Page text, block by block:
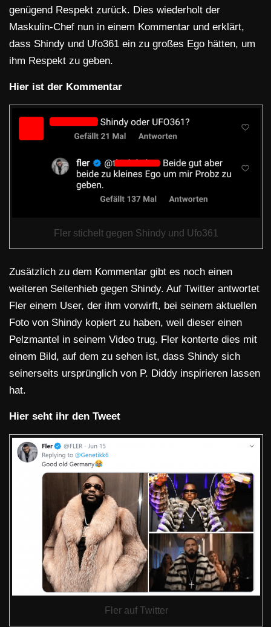
genügend Respekt zurück. Dies wiederholt der
Maskulin-Chef nun in einem Kommentar und erklärt,
dass Shindy und Ufo361 ein zu großes Ego hätten, um
ihm Respekt zu geben.
Hier ist der Kommentar
Fler stichelt gegen Shindy und Ufo361
Zusätzlich zu dem Kommentar gibt es noch einen
weiteren Seitenhieb gegen Shindy. Auf Twitter antwortet
Fler einem User, der ihm vorwirft, bei seinem aktuellen
Foto von Shindy kopiert zu haben, weil dieser einen
Pelzmantel in seinem Video trug. Fler konterte dies mit
einem Bild, auf dem zu sehen ist, dass Shindy sich
seinerseits ursprünglich von P. Diddy inspirieren lassen
hat.
Hier seht ihr den Tweet
Fler auf Twitter